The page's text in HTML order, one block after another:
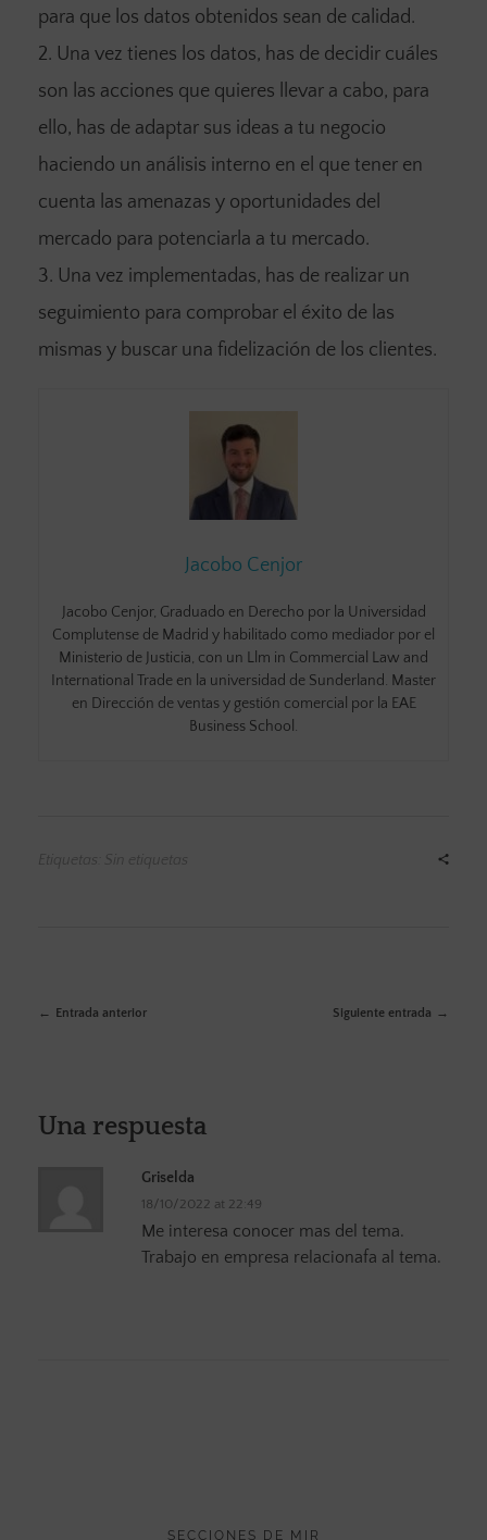
para que los datos obtenidos sean de calidad.
Una vez tienes los datos, has de decidir cuáles
son las acciones que quieres llevar a cabo, para
ello, has de adaptar sus ideas a tu negocio
haciendo un análisis interno en el que tener en
cuenta las amenazas y oportunidades del
mercado para potenciarla a tu mercado.
Una vez implementadas, has de realizar un
seguimiento para comprobar el éxito de las
mismas y buscar una fidelización de los clientes.
Jacobo Cenjor
Jacobo Cenjor, Graduado en Derecho por la Universidad
Complutense de Madrid y habilitado como mediador por el
Ministerio de Justicia, con un Llm in Commercial Law and
International Trade en la universidad de Sunderland. Master
en Dirección de ventas y gestión comercial por la EAE
Business School.
Etiquetas: Sin etiquetas
Entrada anterior Siguiente entrada
Una respuesta
Griselda
18/10/2022 at 22:49
Me interesa conocer mas del tema.
Trabajo en empresa relacionafa al tema.
SECCIONES DE MIR